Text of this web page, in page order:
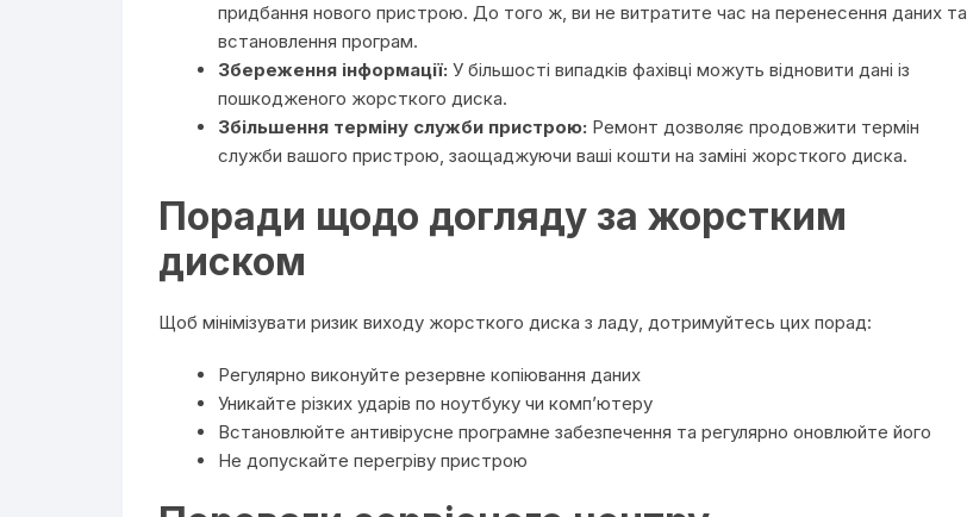
придбання нового пристрою. До того ж, ви не витратите час на перенесення даних та
встановлення програм.
Збереження інформації: У більшості випадків фахівці можуть відновити дані із
пошкодженого жорсткого диска.
Збільшення терміну служби пристрою: Ремонт дозволяє продовжити термін
служби вашого пристрою, заощаджуючи ваші кошти на заміні жорсткого диска.
Поради щодо догляду за жорстким
диском
Щоб мінімізувати ризик виходу жорсткого диска з ладу, дотримуйтесь цих порад:
Регулярно виконуйте резервне копіювання даних
Уникайте різких ударів по ноутбуку чи комп’ютеру
Встановлюйте антивірусне програмне забезпечення та регулярно оновлюйте його
Не допускайте перегріву пристрою